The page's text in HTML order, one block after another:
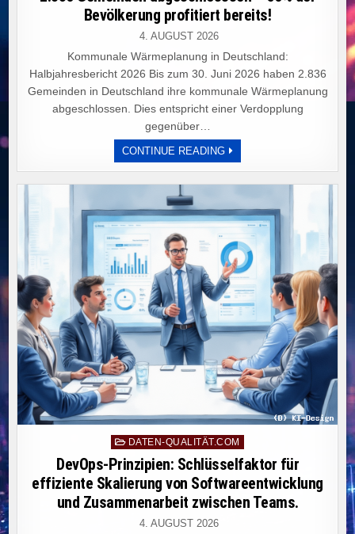
Bevölkerung profitiert bereits!
4. AUGUST 2026
Kommunale Wärmeplanung in Deutschland:
Halbjahresbericht 2026 Bis zum 30. Juni 2026 haben 2.836
Gemeinden in Deutschland ihre kommunale Wärmeplanung
abgeschlossen. Dies entspricht einer Verdopplung
gegenüber…
CONTINUE READINGDEUTSCHE
KOMMUNEN
VERDOPPELN
ABGESCHLOSSSEN
–
DER
BEVÖLKERUNG
PROFITIERT
BEREITS!
Posted
in
DATEN-QUALITÄT.COM
DevOps-Prinzipien: Schlüsselfaktor für
effiziente Skalierung von Softwareentwicklung
und Zusammenarbeit zwischen Teams.
4. AUGUST 2026